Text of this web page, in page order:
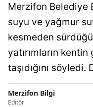
Merzifon Belediye
suyu ve yağmur
kesmeden
yatırımların
taşıdığını
Merzifon Bilgi
Editör